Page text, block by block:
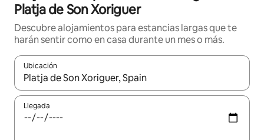
Platja de Son Xoriguer
Descubre alojamientos para estancias largas que te
harán sentir como en casa durante un mes o más.
Ubicación
Cuando los resultados estén disponibles, podrás navegar
Llegada